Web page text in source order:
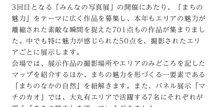
3回目となる「みんなの写真展」の開催にあたり、「まちの
魅力」をテーマに広く作品を募集し、本年もエリアの魅力が
離縮された素敵な瞬間を捉えた701点もの作品が集まりまし
た。中でも特に魅力が感じられた50点を、撮影されたエリ
アごとに展示します。
会場では、展示作品の撮影場所やエリアのみどころを記した
マップを紹介するほか、まちの魅力を形づくる一要素である
「まちのなかの自然」を紐解きます。また、バネル展示「マ
チのカオ」では、大丸有エリアで活躍する7名にそれぞれが